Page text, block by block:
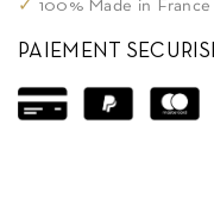
✓ 100% Made in France
PAIEMENT